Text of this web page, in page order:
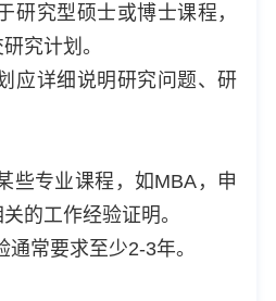
究型硕士或博士课程，
究计划。
详细说明研究问题、研
专业课程，如MBA，申
的工作经验证明。
常要求至少2-3年。